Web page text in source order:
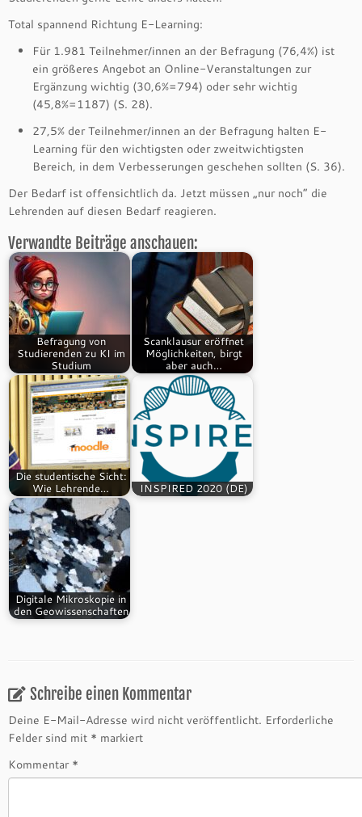
Total spannend Richtung E-Learning:
Für 1.981 Teilnehmer/innen an der Befragung (76,4%) ist
ein größeres Angebot an Online-Veranstaltungen zur
Ergänzung wichtig (30,6%=794) oder sehr wichtig
(45,8%=1187) (S. 28).
27,5% der Teilnehmer/innen an der Befragung halten E-
Learning für den wichtigsten oder zweitwichtigsten
Bereich, in dem Verbesserungen geschehen sollten (S. 36).
Der Bedarf ist offensichtlich da. Jetzt müssen „nur noch“ die
Lehrenden auf diesen Bedarf reagieren.
Verwandte Beiträge anschauen:
Befragung von
Studierenden zu KI im
Studium
Scanklausur eröffnet
Möglichkeiten, birgt
aber auch…
Die studentische Sicht:
Wie Lehrende…
INSPIRED 2020 (DE)
Digitale Mikroskopie in
den Geowissenschaften
Schreibe einen Kommentar
Deine E-Mail-Adresse wird nicht veröffentlicht. Erforderliche
Felder sind mit * markiert
Kommentar *